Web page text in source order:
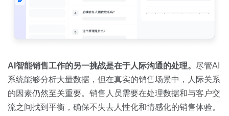
AI 智能销售工作的另一挑战是在于人际沟通的处理。 尽管AI
系统能够分析大量数据，但在真实的销售场景中，人际关系
的因素仍然至关重要。销售人员需要在处理数据和与客户交
流之间找到平衡，确保不失去人性化和情感化的销售体验。